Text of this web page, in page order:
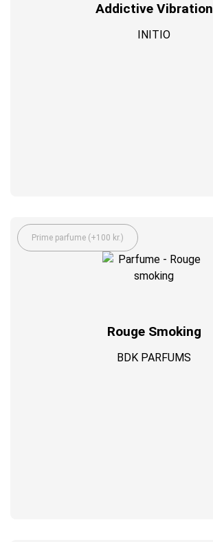
Addictive Vibration
INITIO
Prime parfume (+100 kr.)
Rouge Smoking
BDK PARFUMS